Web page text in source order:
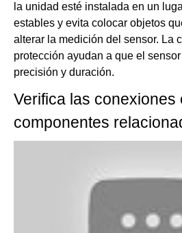
la unidad esté instalada en un
estables y evita colocar objetos
alterar la medición del sensor. La
protección ayudan a que el
precisión y duración.
Verifica las conexiones
componentes